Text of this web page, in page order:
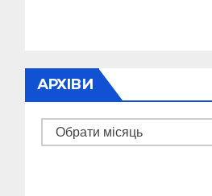
АРХІВИ
Архіви